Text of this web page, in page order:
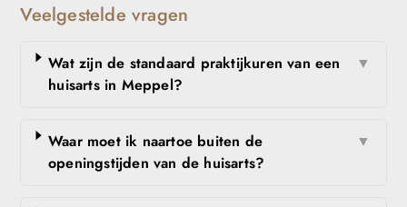
Veelgestelde vragen
Wat zijn de standaard praktijkuren van een
huisarts in Meppel?
▼
Waar moet ik naartoe buiten de
openingstijden van de huisarts?
▼